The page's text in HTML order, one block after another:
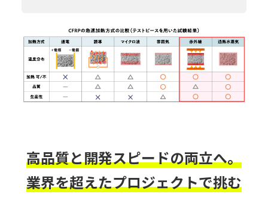
高品質と開発スピードの両立へ。
業界を超えたプロジェクトで挑む